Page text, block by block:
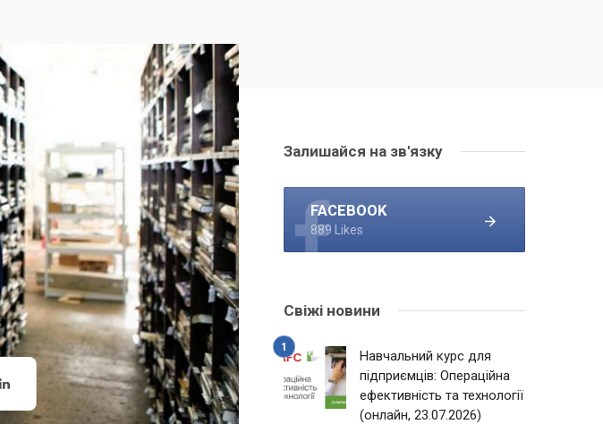
Залишайся на зв'язку
FACEBOOK
889 Likes
Свіжі новини
Навчальний курс для
підприємців: Операційна
ефективність та технології
(онлайн, 23.07.2026)